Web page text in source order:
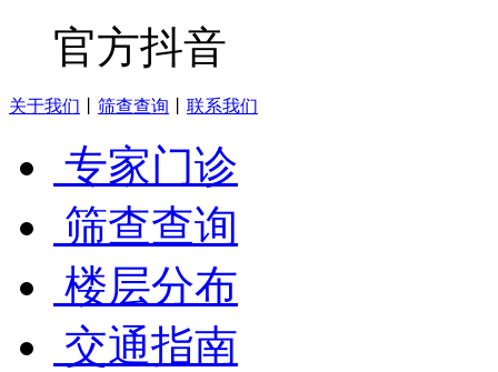
官方抖音
关于我们 筛查查询 联系我们
专家门诊
筛查查询
楼层分布
交通指南